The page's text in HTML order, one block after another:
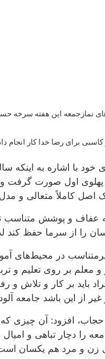
این هفته سرخه
کاسبی برای رضا خدا کار
با اشاره به اینکه
اول صورت گرفت و
اصل کاملاً متعالی و
عفاف و پوشش متناسب
را از سرما حفظ
در محیط‌های
بر روی تعلیم و
باید بر کار و تلاش و
غیر از این باشد جامعه
حجاب، افزود: آن چیزی
را دچار تباهی و
زن و مرد هم یکسان